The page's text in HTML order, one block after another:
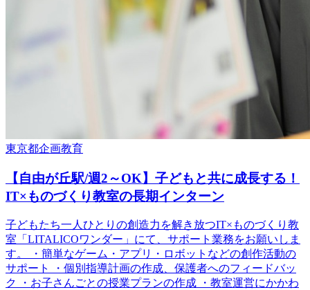
東京都企画教育
【自由が丘駅/週2～OK】子どもと共に成長する！
IT×ものづくり教室の長期インターン
子どもたち一人ひとりの創造力を解き放つIT×ものづくり教
室「LITALICOワンダー」にて、サポート業務をお願いしま
す。 ・簡単なゲーム・アプリ・ロボットなどの創作活動の
サポート ・個別指導計画の作成、保護者へのフィードバッ
ク ・お子さんごとの授業プランの作成 ・教室運営にかかわ